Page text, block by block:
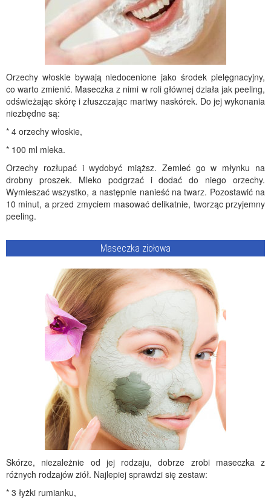
Orzechy włoskie bywają niedocenione jako środek pielęgnacyjny,
co warto zmienić. Maseczka z nimi w roli głównej działa jak peeling,
odświeżając skórę i złuszczając martwy naskórek. Do jej wykonania
niezbędne są:
* 4 orzechy włoskie,
* 100 ml mleka.
Orzechy rozłupać i wydobyć miąższ. Zemleć go w młynku na
drobny proszek. Mleko podgrzać i dodać do niego orzechy.
Wymieszać wszystko, a następnie nanieść na twarz. Pozostawić na
10 minut, a przed zmyciem masować delikatnie, tworząc przyjemny
peeling.
Maseczka ziołowa
Skórze, niezależnie od jej rodzaju, dobrze zrobi maseczka z
różnych rodzajów ziół. Najlepiej sprawdzi się zestaw:
* 3 łyżki rumianku,